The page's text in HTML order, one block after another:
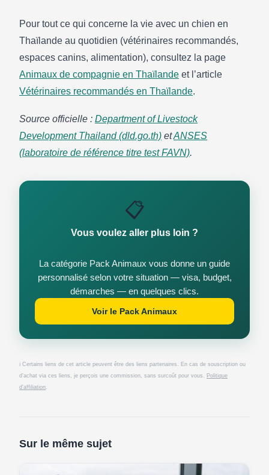
Pour tout ce qui concerne la vie avec un chien en
Thaïlande au quotidien (vétérinaires recommandés,
espaces canins, alimentation), consultez la page
Animaux de compagnie en Thaïlande et l’article
Vétérinaires recommandés en Thaïlande.
Source officielle : Department of Livestock
Development Thailand (dld.go.th) etANSES
(laboratoire de référence titre test FAVN).
📋
Vous voulez aller plus loin ?
La catégorie Pack Animaux vous donne un guide
personnalisé selon votre situation — visa, budget,
démarches — en quelques clics.
Voir le Pack Animaux
ℹ️ Certains liens de cet article peuvent être des liens partenaires. En cas de souscription ou
d’achat via ces liens, je perçois une commission, sans surcoût pour vous. Politique
d’affiliation.
Sur le même sujet